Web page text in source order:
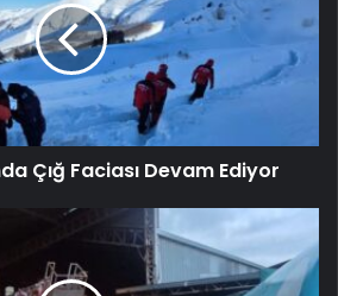
Çığ Faciası Devam Ediyor